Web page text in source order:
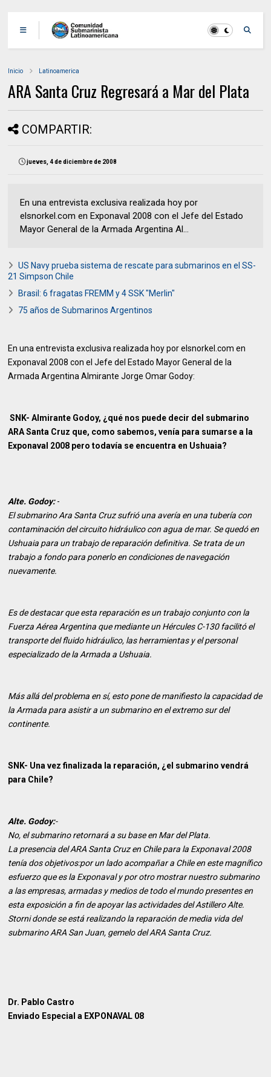
Inicio Latinoamerica
ARA Santa Cruz Regresará a Mar del Plata
COMPARTIR:
jueves, 4 de diciembre de 2008
En una entrevista exclusiva realizada hoy por
elsnorkel.com en Exponaval 2008 con el Jefe del Estado
Mayor General de la Armada Argentina Al...
US Navy prueba sistema de rescate para submarinos en el SS-
21 Simpson Chile
Brasil: 6 fragatas FREMM y 4 SSK "Merlin"
75 años de Submarinos Argentinos
En una entrevista exclusiva realizada hoy por elsnorkel.com en
Exponaval 2008 con el Jefe del Estado Mayor General de la
Armada Argentina Almirante Jorge Omar Godoy:
SNK- Almirante Godoy, ¿qué nos puede decir del submarino
ARA Santa Cruz que, como sabemos, venía para sumarse a la
Exponaval 2008 pero todavía se encuentra en Ushuaia?
Alte. Godoy:-
El submarino Ara Santa Cruz sufrió una avería en una tubería con
contaminación del circuito hidráulico con agua de mar. Se quedó en
Ushuaia para un trabajo de reparación definitiva. Se trata de un
trabajo a fondo para ponerlo en condiciones de navegación
nuevamente.
Es de destacar que esta reparación es un trabajo conjunto con la
Fuerza Aérea Argentina que mediante un Hércules C-130 facilitó el
transporte del fluido hidráulico, las herramientas y el personal
especializado de la Armada a Ushuaia.
Más allá del problema en sí, esto pone de manifiesto la capacidad de
la Armada para asistir a un submarino en el extremo sur del
continente.
SNK- Una vez finalizada la reparación, ¿el submarino vendrá
para Chile?
Alte. Godoy:-
No, el submarino retornará a su base en Mar del Plata.
La presencia del ARA Santa Cruz en Chile para la Exponaval 2008
tenía dos objetivos:por un lado acompañar a Chile en este magnífico
esfuerzo que es la Exponaval y por otro mostrar nuestro submarino
a las empresas, armadas y medios de todo el mundo presentes en
esta exposición a fin de apoyar las actividades del Astillero Alte.
Storni donde se está realizando la reparación de media vida del
submarino ARA San Juan, gemelo del ARA Santa Cruz.
Dr. Pablo Castro
Enviado Especial a EXPONAVAL 08